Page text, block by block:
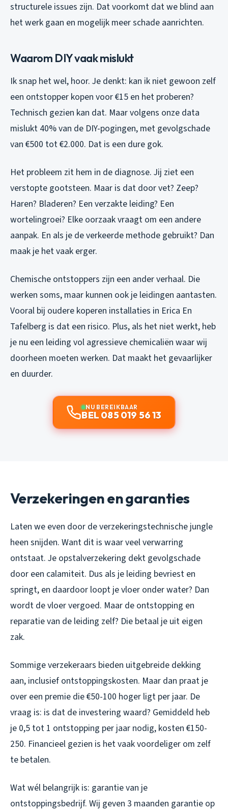
structurele issues zijn. Dat voorkomt dat we blind aan
het werk gaan en mogelijk meer schade aanrichten.
Waarom DIY vaak mislukt
Ik snap het wel, hoor. Je denkt: kan ik niet gewoon zelf
een ontstopper kopen voor €15 en het proberen?
Technisch gezien kan dat. Maar volgens onze data
mislukt 40% van de DIY-pogingen, met gevolgschade
van €500 tot €2.000. Dat is een dure gok.
Het probleem zit hem in de diagnose. Jij ziet een
verstopte gootsteen. Maar is dat door vet? Zeep?
Haren? Bladeren? Een verzakte leiding? Een
wortelingroei? Elke oorzaak vraagt om een andere
aanpak. En als je de verkeerde methode gebruikt? Dan
maak je het vaak erger.
Chemische ontstoppers zijn een ander verhaal. Die
werken soms, maar kunnen ook je leidingen aantasten.
Vooral bij oudere koperen installaties in Erica En
Tafelberg is dat een risico. Plus, als het niet werkt, heb
je nu een leiding vol agressieve chemicaliën waar wij
doorheen moeten werken. Dat maakt het gevaarlijker
en duurder.
NU BEREIKBAAR
BEL 085 019 56 13
Verzekeringen en garanties
Laten we even door de verzekeringstechnische jungle
heen snijden. Want dit is waar veel verwarring
ontstaat. Je opstalverzekering dekt gevolgschade
door een calamiteit. Dus als je leiding bevriest en
springt, en daardoor loopt je vloer onder water? Dan
wordt de vloer vergoed. Maar de ontstopping en
reparatie van de leiding zelf? Die betaal je uit eigen
zak.
Sommige verzekeraars bieden uitgebreide dekking
aan, inclusief ontstoppingskosten. Maar dan praat je
over een premie die €50-100 hoger ligt per jaar. De
vraag is: is dat de investering waard? Gemiddeld heb
je 0,5 tot 1 ontstopping per jaar nodig, kosten €150-
250. Financieel gezien is het vaak voordeliger om zelf
te betalen.
Wat wél belangrijk is: garantie van je
ontstoppingsbedrijf. Wij geven 3 maanden garantie op